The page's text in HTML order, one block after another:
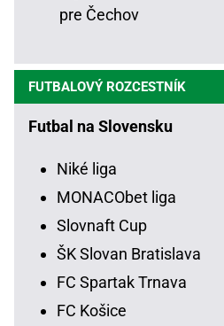
pre Čechov
FUTBALOVÝ ROZCESTNÍK
Futbal na Slovensku
Niké liga
MONACObet liga
Slovnaft Cup
ŠK Slovan Bratislava
FC Spartak Trnava
FC Košice